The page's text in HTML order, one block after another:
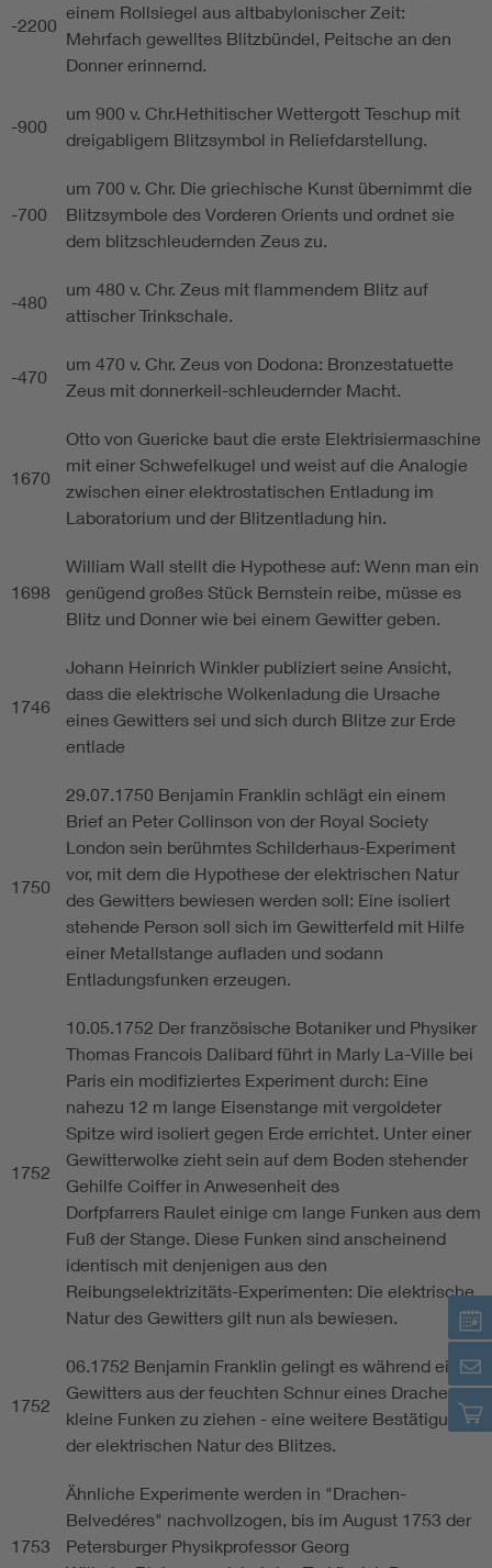
-2200
einem Rollsiegel aus altbabylonischer Zeit:
Mehrfach gewelltes Blitzbündel, Peitsche an den
Donner erinnernd.
-900
um 900 v. Chr.Hethitischer Wettergott Teschup mit
dreigabligem Blitzsymbol in Reliefdarstellung.
-700
um 700 v. Chr. Die griechische Kunst übernimmt die
Blitzsymbole des Vorderen Orients und ordnet sie
dem blitzschleudernden Zeus zu.
-480
um 480 v. Chr. Zeus mit flammendem Blitz auf
attischer Trinkschale.
-470
um 470 v. Chr. Zeus von Dodona: Bronzestatuette
Zeus mit donnerkeil-schleudernder Macht.
1670
Otto von Guericke baut die erste Elektrisiermaschine
mit einer Schwefelkugel und weist auf die Analogie
zwischen einer elektrostatischen Entladung im
Laboratorium und der Blitzentladung hin.
1698
William Wall stellt die Hypothese auf: Wenn man ein
genügend großes Stück Bernstein reibe, müsse es
Blitz und Donner wie bei einem Gewitter geben.
1746
Johann Heinrich Winkler publiziert seine Ansicht,
dass die elektrische Wolkenladung die Ursache
eines Gewitters sei und sich durch Blitze zur Erde
entlade
1750
29.07.1750 Benjamin Franklin schlägt ein einem
Brief an Peter Collinson von der Royal Society
London sein berühmtes Schilderhaus-Experiment
vor, mit dem die Hypothese der elektrischen Natur
des Gewitters bewiesen werden soll: Eine isoliert
stehende Person soll sich im Gewitterfeld mit Hilfe
einer Metallstange aufladen und sodann
Entladungsfunken erzeugen.
1752
10.05.1752 Der französische Botaniker und Physiker
Thomas Francois Dalibard führt in Marly La-Ville bei
Paris ein modifiziertes Experiment durch: Eine
nahezu 12 m lange Eisenstange mit vergoldeter
Spitze wird isoliert gegen Erde errichtet. Unter einer
Gewitterwolke zieht sein auf dem Boden stehender
Gehilfe Coiffer in Anwesenheit des
Dorfpfarrers Raulet einige cm lange Funken aus dem
Fuß der Stange. Diese Funken sind anscheinend
identisch mit denjenigen aus den
Reibungselektrizitäts-Experimenten: Die elektrische
Natur des Gewitters gilt nun als bewiesen.
1752
06.1752 Benjamin Franklin gelingt es während eines
Gewitters aus der feuchten Schnur eines Drachens
kleine Funken zu ziehen - eine weitere Bestätigung
der elektrischen Natur des Blitzes.
1753
Ähnliche Experimente werden in "Drachen-
Belvedéres" nachvollzogen, bis im August 1753 der
Petersburger Physikprofessor Georg